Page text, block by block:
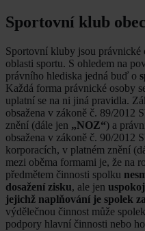
Sportovní klub
Sportovní kluby jsou
oblasti sportu. S ohledem na
právního hlediska jedná buď o
Každá forma právnické osoby
uplatní se na ni jiná pravidla.
obsažena v zákoně č. 89/2012
znění (dále jen „NOZ“) a
obsažena v zákoně č. 90/2012
korporacích, v platném znění
mezi oběma formami je, že na
předmětem činnosti spolku
dosažení zisku, ale jen
jejichž naplňování je spolek
výdělečnou činnost může
podpory hlavní činnosti nebo